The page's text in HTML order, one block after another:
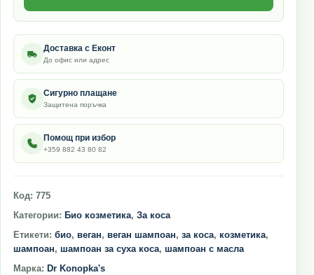
Доставка с Еконт
До офис или адрес
Сигурно плащане
Защитена поръчка
Помощ при избор
+359 882 43 80 82
Код: 775
Категории: Био козметика, За коса
Етикети: био, веган, веган шампоан, за коса, козметика,
шампоан, шампоан за суха коса, шампоан с масла
Марка: Dr Konopka's